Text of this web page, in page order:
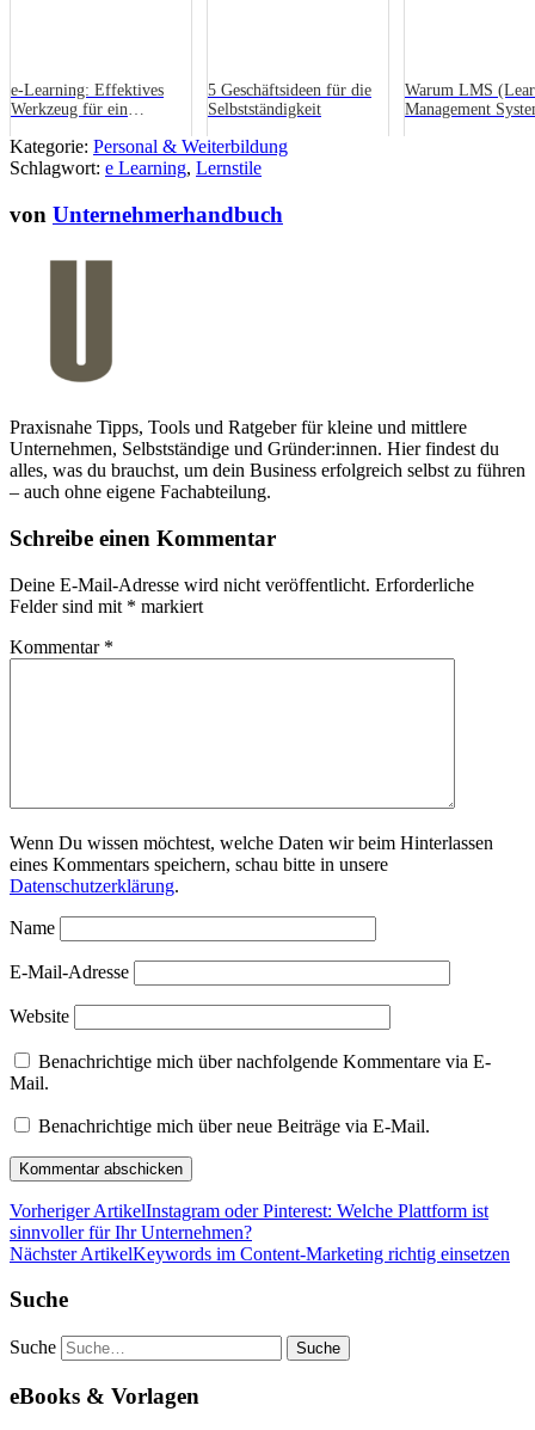
e-Learning: Effektives
Werkzeug für ein
Employer Branding
5 Geschäftsideen für die
Selbstständigkeit
Warum LMS
Management
Kategorie: Personal & Weiterbildung
Schlagwort: e Learning, Lernstile
von Unternehmerhandbuch
Praxisnahe Tipps, Tools und Ratgeber für kleine und mittlere
Unternehmen, Selbstständige und Gründer:innen. Hier findest du
alles, was du brauchst, um dein Business erfolgreich selbst zu führen
– auch ohne eigene Fachabteilung.
Schreibe einen Kommentar
Deine E-Mail-Adresse wird nicht veröffentlicht. Erforderliche
Felder sind mit * markiert
Kommentar *
Wenn Du wissen möchtest, welche Daten wir beim Hinterlassen
eines Kommentars speichern, schau bitte in unsere
Datenschutzerklärung.
Name
E-Mail-Adresse
Website
Benachrichtige mich über nachfolgende Kommentare via E-
Mail.
Benachrichtige mich über neue Beiträge via E-Mail.
Vorheriger ArtikelInstagram oder Pinterest: Welche Plattform ist
sinnvoller für Ihr Unternehmen?
Nächster ArtikelKeywords im Content-Marketing richtig einsetzen
Suche
Suche
eBooks & Vorlagen